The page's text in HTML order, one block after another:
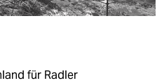
für Radler